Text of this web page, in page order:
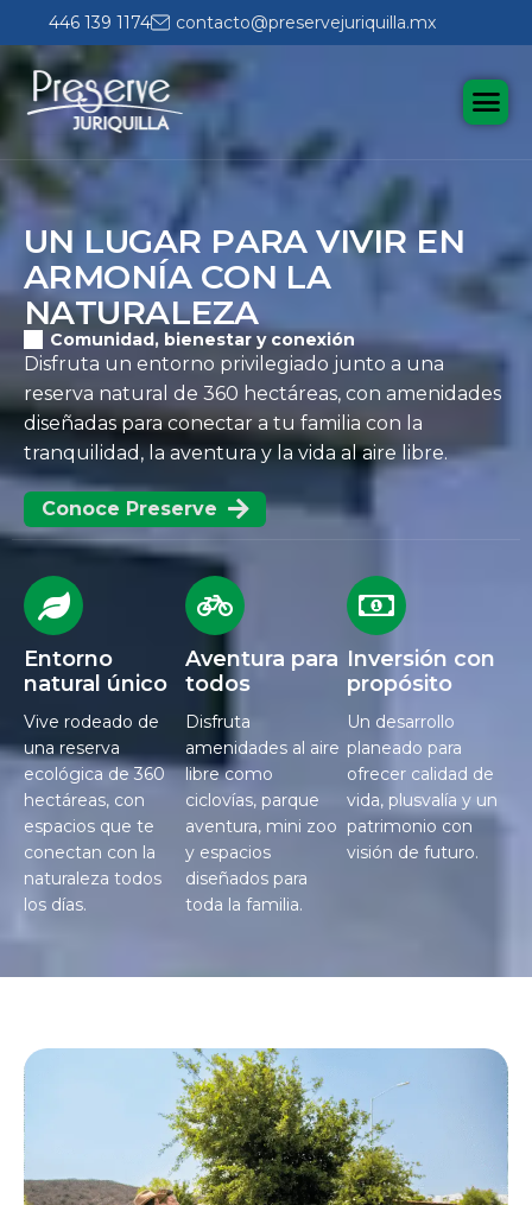
446 139 1174 contacto@preservejuriquilla.mx
UN LUGAR PARA VIVIR EN
ARMONÍA CON LA
NATURALEZA
Comunidad, bienestar y conexión
Disfruta un entorno privilegiado junto a una
reserva natural de 360 hectáreas, con amenidades
diseñadas para conectar a tu familia con la
tranquilidad, la aventura y la vida al aire libre.
Conoce Preserve
Entorno
natural único
Vive rodeado de
una reserva
ecológica de 360
hectáreas, con
espacios que te
conectan con la
naturaleza todos
los días.
Aventura para
todos
Disfruta
amenidades al aire
libre como
ciclovías, parque
aventura, mini zoo
y espacios
diseñados para
toda la familia.
Inversión con
propósito
Un desarrollo
planeado para
ofrecer calidad de
vida, plusvalía y un
patrimonio con
visión de futuro.